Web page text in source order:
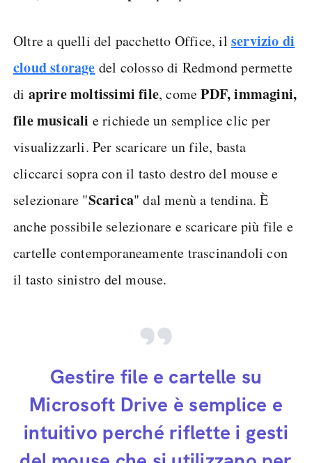
Oltre a quelli del pacchetto Office, il servizio di
cloud storage del colosso di Redmond permette
di aprire moltissimi file, comePDF, immagini,
file musicali e richiede un semplice clic per
visualizzarli. Per scaricare un file, basta
cliccarci sopra con il tasto destro del mouse e
selezionare "Scarica" dal menù a tendina. È
anche possibile selezionare e scaricare più file e
cartelle contemporaneamente trascinandoli con
il tasto sinistro del mouse.
Gestire file e cartelle su
Microsoft Drive è semplice e
intuitivo perché riflette i gesti